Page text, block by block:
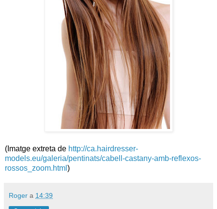
(Imatge extreta de http://ca.hairdresser-
models.eu/galeria/pentinats/cabell-castany-amb-reflexos-
rossos_zoom.html )
Roger a 14:39